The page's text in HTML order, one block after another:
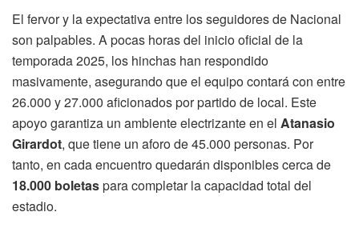
El fervor y la expectativa entre los seguidores de Nacional
son palpables. A pocas horas del inicio oficial de la
temporada 2025, los hinchas han respondido
masivamente, asegurando que el equipo contará con entre
26.000 y 27.000 aficionados por partido de local. Este
apoyo garantiza un ambiente electrizante en el Atanasio
Girardot, que tiene un aforo de 45.000 personas. Por
tanto, en cada encuentro quedarán disponibles cerca de
18.000 boletaspara completar la capacidad total del
estadio.